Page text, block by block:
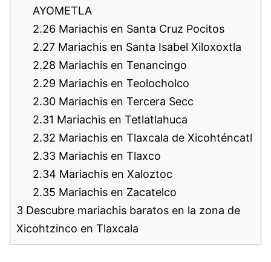
AYOMETLA
2.26 Mariachis en Santa Cruz Pocitos
2.27 Mariachis en Santa Isabel Xiloxoxtla
2.28 Mariachis en Tenancingo
2.29 Mariachis en Teolocholco
2.30 Mariachis en Tercera Secc
2.31 Mariachis en Tetlatlahuca
2.32 Mariachis en Tlaxcala de Xicohténcatl
2.33 Mariachis en Tlaxco
2.34 Mariachis en Xaloztoc
2.35 Mariachis en Zacatelco
3 Descubre mariachis baratos en la zona de
Xicohtzinco en Tlaxcala